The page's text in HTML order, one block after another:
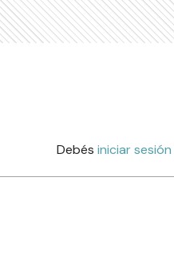
Debés iniciar sesión